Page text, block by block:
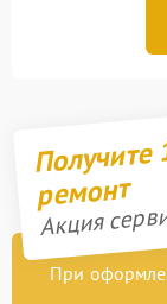
ремонт
Акция
При